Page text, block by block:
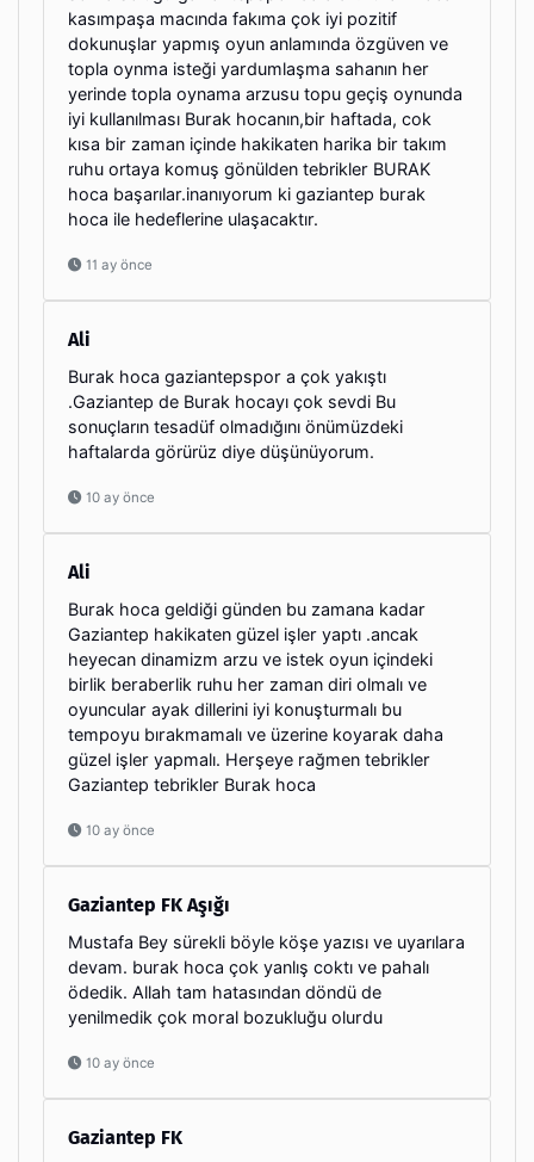
kasımpaşa macında fakıma çok iyi pozitif
dokunuşlar yapmış oyun anlamında özgüven ve
topla oynma isteği yardumlaşma sahanın her
yerinde topla oynama arzusu topu geçiş oynunda
iyi kullanılması Burak hocanın,bir haftada, cok
kısa bir zaman içinde hakikaten harika bir takım
ruhu ortaya komuş gönülden tebrikler BURAK
hoca başarılar.inanıyorum ki gaziantep burak
hoca ile hedeflerine ulaşacaktır.
11 ay önce
Ali
Burak hoca gaziantepspor a çok yakıştı
.Gaziantep de Burak hocayı çok sevdi Bu
sonuçların tesadüf olmadığını önümüzdeki
haftalarda görürüz diye düşünüyorum.
10 ay önce
Ali
Burak hoca geldiği günden bu zamana kadar
Gaziantep hakikaten güzel işler yaptı .ancak
heyecan dinamizm arzu ve istek oyun içindeki
birlik beraberlik ruhu her zaman diri olmalı ve
oyuncular ayak dillerini iyi konuşturmalı bu
tempoyu bırakmamalı ve üzerine koyarak daha
güzel işler yapmalı. Herşeye rağmen tebrikler
Gaziantep tebrikler Burak hoca
10 ay önce
Gaziantep FK Aşığı
Mustafa Bey sürekli böyle köşe yazısı ve uyarılara
devam. burak hoca çok yanlış coktı ve pahalı
ödedik. Allah tam hatasından döndü de
yenilmedik çok moral bozukluğu olurdu
10 ay önce
Gaziantep FK